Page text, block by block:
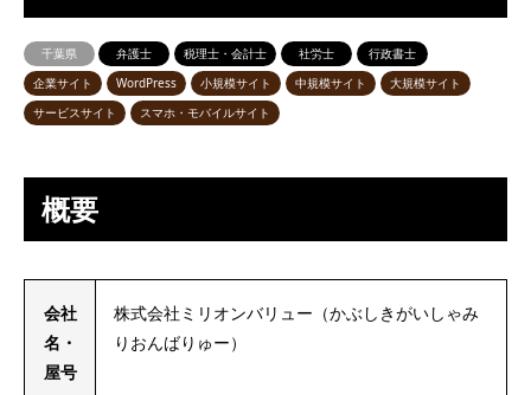
千葉県 弁護士 税理士・会計士 社労士
行政書士
企業サイト
WordPress 小規模サイト 中規模サイト
大規模サイト
サービスサイト
スマホ・モバイルサイト
概要
会社
名・
屋号
株式会社ミリオンバリュー（かぶしきがいしゃみ
りおんばりゅー）